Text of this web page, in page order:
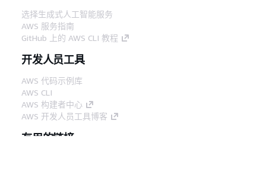
选择生成式人工智能服务
AWS 服务指南
GitHub 上的 AWS CLI 教程
开发人员工具
AWS 代码示例库
AWS CLI
AWS 构建者中心
AWS 开发人员工具博客
有用的链接